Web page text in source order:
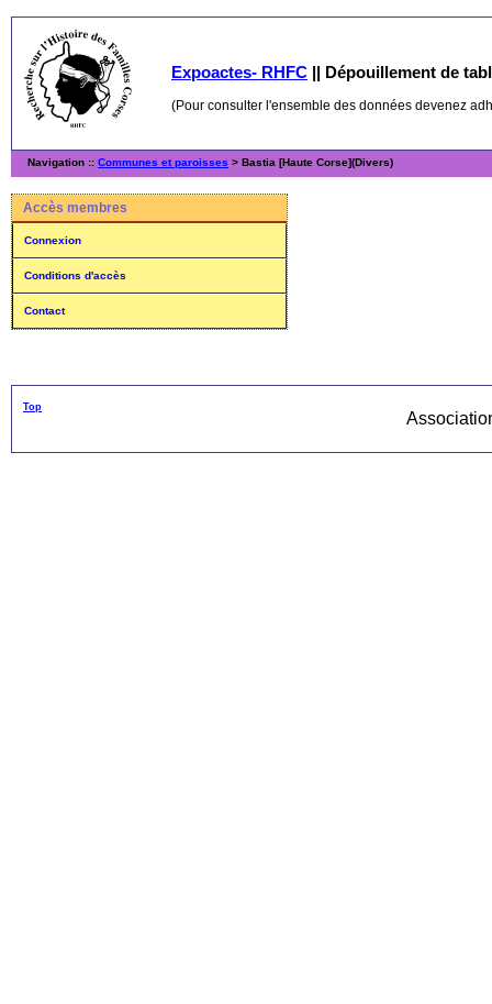
Expoactes- RHFC || Dépouillement de
(Pour consulter l'ensemble des données devenez
Navigation :: Communes et paroisses > Bastia [Haute Corse](Divers)
Accès membres
Connexion
Conditions d'accès
Contact
Top